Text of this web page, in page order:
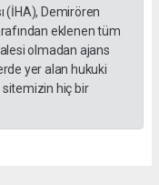
(İHA), Demirören
eklenen tüm
olmadan ajans
yer alan hukuki
hiç bir